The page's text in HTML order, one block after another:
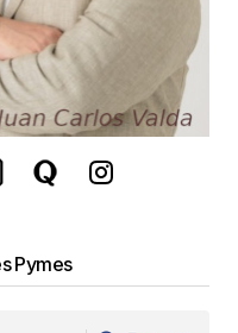
Pymes